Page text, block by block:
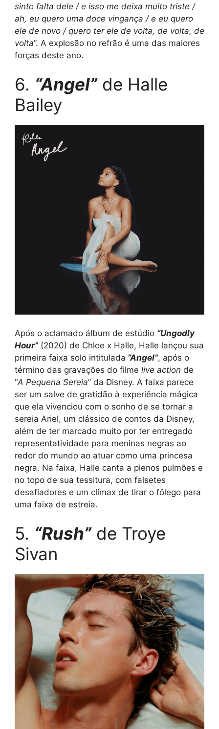
sinto falta dele / e isso me deixa muito triste /
ah, eu quero uma doce vingança / e eu quero
ele de novo / quero ter ele de volta, de volta, de
volta”. A explosão no refrão é uma das maiores
forças deste ano.
6. “Angel”de Halle
Bailey
Após o aclamado álbum de estúdio “Ungodly
Hour”(2020) de Chloe x Halle, Halle lançou sua
primeira faixa solo intitulada “Angel”, após o
término das gravações do filme live action de
“A Pequena Sereia” da Disney. A faixa parece
ser um salve de gratidão à experiência mágica
que ela vivenciou com o sonho de se tornar a
sereia Ariel, um clássico de contos da Disney,
além de ter marcado muito por ter entregado
representatividade para meninas negras ao
redor do mundo ao atuar como uma princesa
negra. Na faixa, Halle canta a plenos pulmões e
no topo de sua tessitura, com falsetes
desafiadores e um clímax de tirar o fôlego para
uma faixa de estreia.
5. “Rush”de Troye
Sivan